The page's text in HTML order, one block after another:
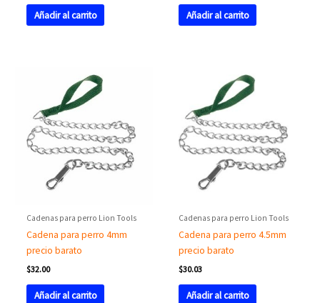
Añadir al carrito Añadir al carrito
Cadenas para perro Lion Tools
Cadena para perro 4mm
precio barato
$32.00
Añadir al carrito
Cadenas para perro Lion Tools
Cadena para perro 4.5mm
precio barato
$30.03
Añadir al carrito